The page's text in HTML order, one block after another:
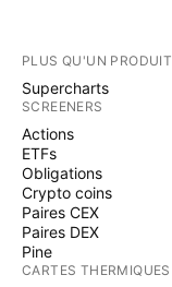
PLUS QU'UN PRODUIT
Supercharts
SCREENERS
Actions
ETFs
Obligations
Crypto coins
Paires CEX
Paires DEX
Pine
CARTES THERMIQUES